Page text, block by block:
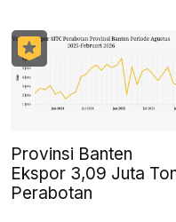
Provinsi Banten
Ekspor 3,09 Juta
Perabotan